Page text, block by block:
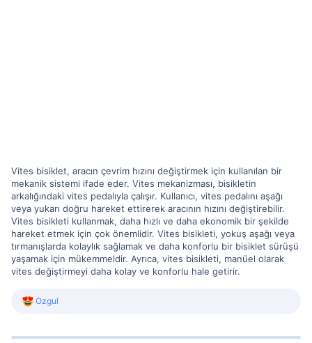
Vites bisiklet, aracın çevrim hızını değiştirmek için kullanılan bir
mekanik sistemi ifade eder. Vites mekanizması, bisikletin
arkalığındaki vites pedalıyla çalışır. Kullanıcı, vites pedalını aşağı
veya yukarı doğru hareket ettirerek aracının hızını değiştirebilir.
Vites bisikleti kullanmak, daha hızlı ve daha ekonomik bir şekilde
hareket etmek için çok önemlidir. Vites bisikleti, yokuş aşağı veya
tırmanışlarda kolaylık sağlamak ve daha konforlu bir bisiklet sürüşü
yaşamak için mükemmeldir. Ayrıca, vites bisikleti, manüel olarak
vites değiştirmeyi daha kolay ve konforlu hale getirir.
R
c
Ozgul